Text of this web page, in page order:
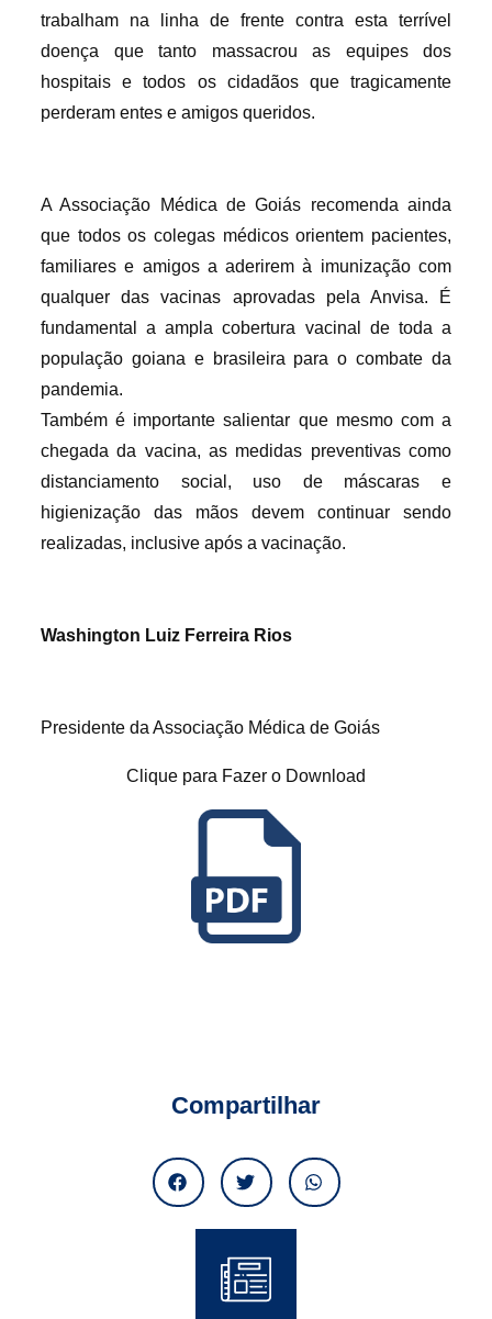
trabalham na linha de frente contra esta terrível
doença que tanto massacrou as equipes dos
hospitais e todos os cidadãos que tragicamente
perderam entes e amigos queridos.
A Associação Médica de Goiás recomenda ainda
que todos os colegas médicos orientem pacientes,
familiares e amigos a aderirem à imunização com
qualquer das vacinas aprovadas pela Anvisa. É
fundamental a ampla cobertura vacinal de toda a
população goiana e brasileira para o combate da
pandemia.
Também é importante salientar que mesmo com a
chegada da vacina, as medidas preventivas como
distanciamento social, uso de máscaras e
higienização das mãos devem continuar sendo
realizadas, inclusive após a vacinação.
Washington Luiz Ferreira Rios
Presidente da Associação Médica de Goiás
Clique para Fazer o Download
Compartilhar